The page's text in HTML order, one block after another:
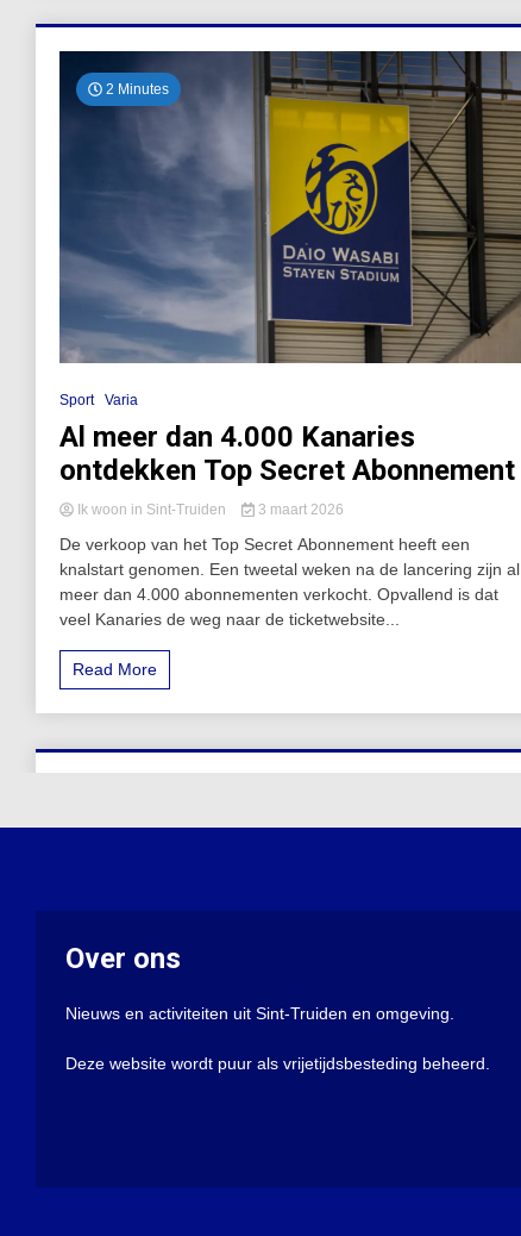
2 Minutes
Sport Varia
Al meer dan 4.000 Kanaries
ontdekken Top Secret Abonnement
Ik woon in Sint-Truiden 3 maart 2026
De verkoop van het Top Secret Abonnement heeft een
knalstart genomen. Een tweetal weken na de lancering zijn al
meer dan 4.000 abonnementen verkocht. Opvallend is dat
veel Kanaries de weg naar de ticketwebsite...
Read More
Over ons
Nieuws en activiteiten uit Sint-Truiden en omgeving.
Deze website wordt puur als vrijetijdsbesteding beheerd.